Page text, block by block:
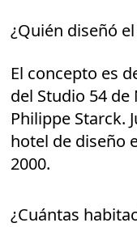
¿Quién diseñó
El concepto es
del Studio 54 de
Philippe Starck.
hotel de diseño
2000.
¿Cuántas